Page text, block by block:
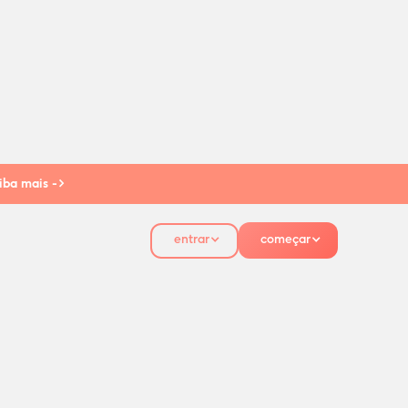
mais ->
entrar começar